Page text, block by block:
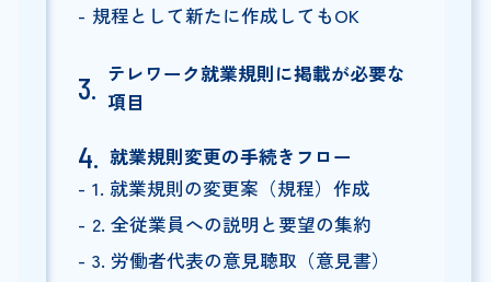
規程として新たに作成してもOK
テレワーク就業規則に掲載が必要な
項目
就業規則変更の手続きフロー
1. 就業規則の変更案（規程）作成
2. 全従業員への説明と要望の集約
3. 労働者代表の意見聴取（意見書）